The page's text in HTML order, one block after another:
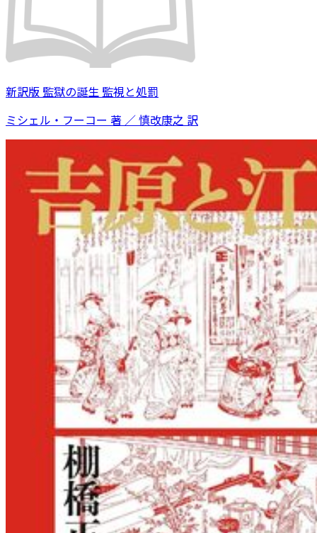
新訳版 監獄の誕生 監視と処罰
ミシェル・フーコー 著 ／ 慎改康之 訳